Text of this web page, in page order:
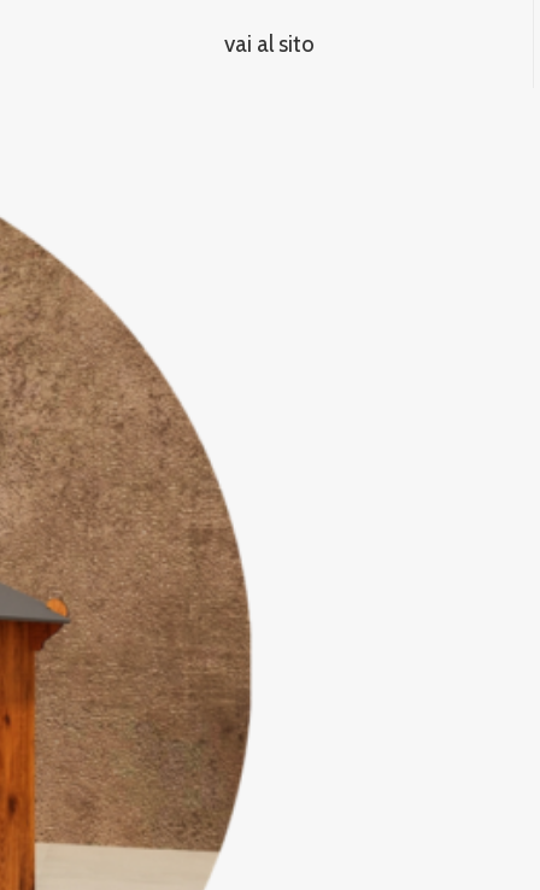
vai al sito